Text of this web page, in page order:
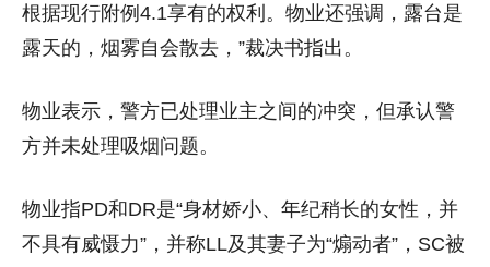
根据现行附例4.1享有的权利。物业还强调，露台是
露天的，烟雾自会散去，”裁决书指出。
物业表示，警方已处理业主之间的冲突，但承认警
方并未处理吸烟问题。
物业指PD和DR是“身材娇小、年纪稍长的女性，并
不具有威慑力”，并称LL及其妻子为“煽动者”，SC被